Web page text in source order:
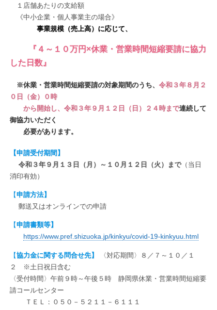
１店舗あたりの支給額
《中小企業・個人事業主の場合》
事業規模（売上高）に応じて、
『４～１０万円×休業・営業時間短縮要請に協力
した日数』
※休業・営業時間短縮要請の対象期間のうち、 令和３年８月２
０日（金）０時
から開始し、令和３年９月１２日（日）２４時まで連続して
御協力いただく
必要があります。
【申請受付期間】
令和３年９月１３日（月）～１０月１２日（火）まで（当日
消印有効）
【申請方法】
郵送又はオンラインでの申請
【申請書類等】
https://www.pref.shizuoka.jp/kinkyu/covid-19-kinkyuu.html
【協力金に関する問合せ先】
〈対応期間〉８／７～１０／１
２ ※土日祝日含む
〈受付時間〉午前９時～午後５時 静岡県休業・営業時間短縮要
請コールセンター
ＴＥＬ：０５０－５２１１－６１１１